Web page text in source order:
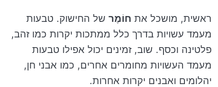
ראשית, מושכל את חוֹמֶר של החישוק. טבעות
מעמד עשויות בדרך כלל ממתכות יקרות כמו זהב,
פלטינה וכסף. שוב, זמינים יכול אפילו טבעות
מעמד העשויות מחומרים אחרים, כמו אבני חן,
יהלומים ואבנים יקרות אחרות.